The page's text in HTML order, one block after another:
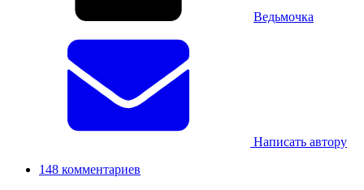
Ведьмочка
Написать автору
148 комментариев